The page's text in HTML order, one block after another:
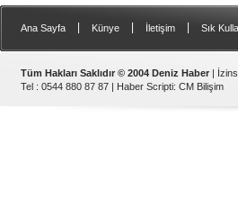
Ana Sayfa Künye İletişim Sık
Tüm Hakları Saklıdır © 2004 Deniz Haber |
Tel : 0544 880 87 87 | Haber Scripti: CM Bilişim